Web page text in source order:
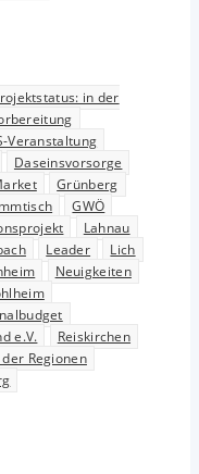
in der
Veranstaltung
Daseinsvorsorge
Grünberg
GWÖ
Lahnau
Leader
Lich
Neuigkeiten
e.V.
Reiskirchen
Regionen